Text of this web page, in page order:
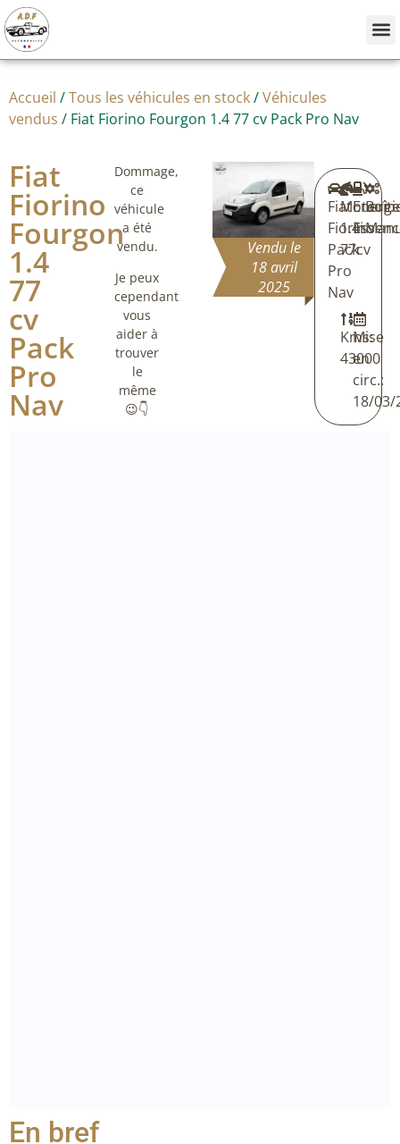
Accueil /Tous les véhicules en stock/Véhicules
vendus / Fiat Fiorino Fourgon 1.4 77 cv Pack Pro Nav
Fiat
Fiorino
Fourgon
1.4
77
cv
Pack
Pro
Nav
Dommage,
ce
véhicule
a été
vendu.
Je peux
cependant
vous
aider à
trouver
le
même
😉👇
Vendu le
18 avril
2025
Fiat
Fiorino
Pack
Pro
Nav
Moteur:
1.4i
77cv
Kms:
43000
Mise
en
circ.:
18/03/
En bref